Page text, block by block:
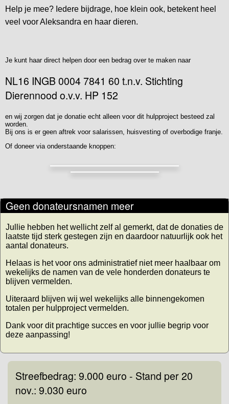
Help je mee? Iedere bijdrage, hoe klein ook, betekent heel
veel voor Aleksandra en haar dieren.
Je kunt haar direct helpen door een bedrag over te maken naar
NL16 INGB 0004 7841 60 t.n.v. Stichting
Dierennood o.v.v. HP 152
en wij zorgen dat je donatie echt alleen voor dit hulpproject besteed zal
worden.
Bij ons is er geen aftrek voor salarissen, huisvesting of overbodige franje.
Of doneer via onderstaande knoppen:
Geen donateursnamen meer
Jullie hebben het wellicht zelf al gemerkt, dat de donaties de
laatste tijd sterk gestegen zijn en daardoor natuurlijk ook het
aantal donateurs.
Helaas is het voor ons administratief niet meer haalbaar om
wekelijks de namen van de vele honderden donateurs te
blijven vermelden.
Uiteraard blijven wij wel wekelijks alle binnengekomen
totalen per hulpproject vermelden.
Dank voor dit prachtige succes en voor jullie begrip voor
deze aanpassing!
Streefbedrag: 9.000 euro - Stand per 20
nov.: 9.030 euro